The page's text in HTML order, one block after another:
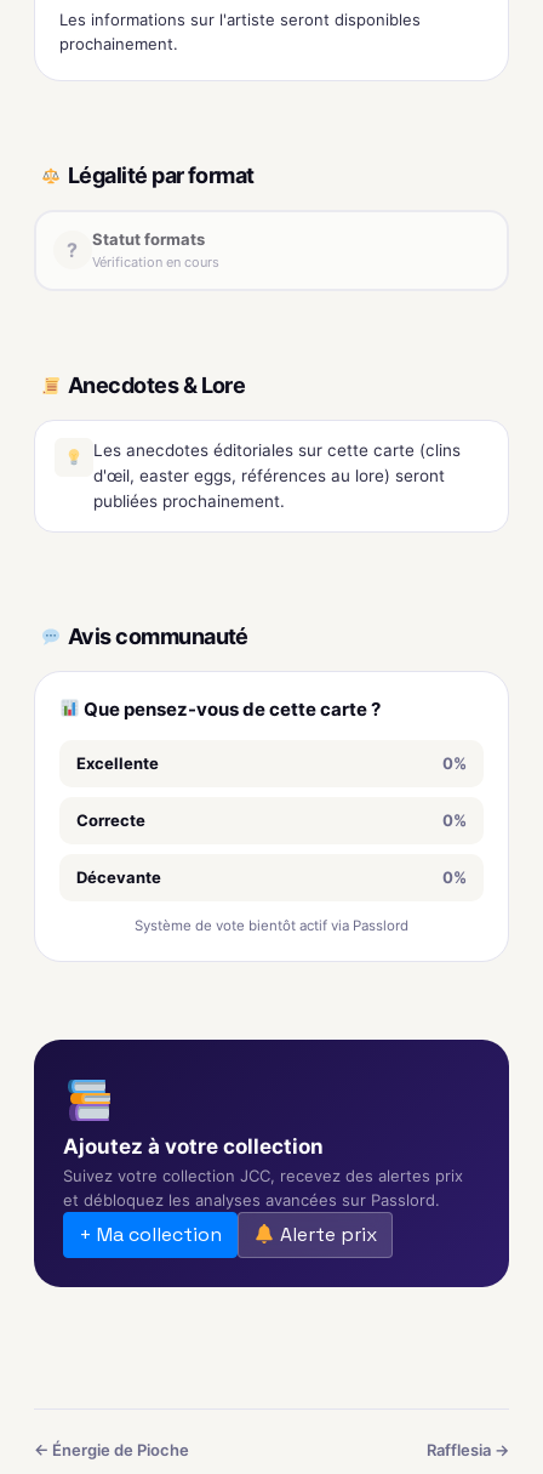
Les informations sur l'artiste seront disponibles
prochainement.
Légalité par format
? Statut formats
Vérification en cours
Anecdotes & Lore
Les anecdotes éditoriales sur cette carte (clins
d'œil, easter eggs, références au lore) seront
publiées prochainement.
Avis communauté
Que pensez-vous de cette carte ?
Excellente 0%
Correcte 0%
Décevante 0%
Système de vote bientôt actif via Passlord
Ajoutez à votre collection
Suivez votre collection JCC, recevez des alertes prix
et débloquez les analyses avancées sur Passlord.
+ Ma collection Alerte prix
← Énergie de Pioche Rafflesia →